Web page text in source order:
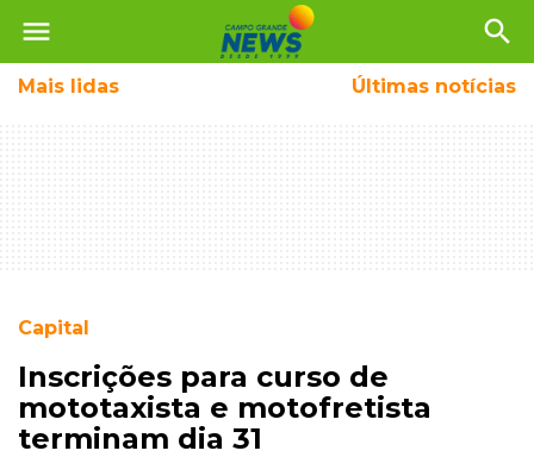
menu search
Mais lidas Últimas notícias
Capital
Inscrições para curso de
mototaxista e motofretista
terminam dia 31